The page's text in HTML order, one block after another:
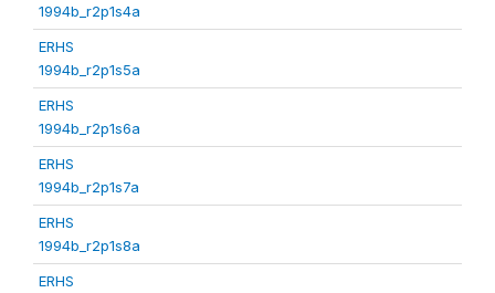
1994b_r2p1s4a
ERHS
1994b_r2p1s5a
ERHS
1994b_r2p1s6a
ERHS
1994b_r2p1s7a
ERHS
1994b_r2p1s8a
ERHS